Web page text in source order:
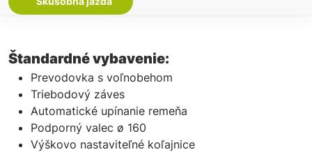
Štandardné vybavenie:
Prevodovka s voľnobehom
Triebodový záves
Automatické upínanie remeňa
Podporný valec ø 160
Výškovo nastaviteľné koľajnice